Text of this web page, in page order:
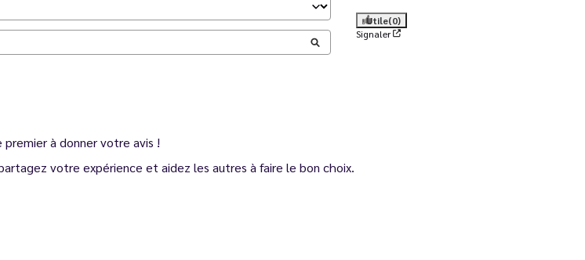
Utile(0)
Signaler
premier à donner votre avis !
votre expérience et aidez les autres à faire le bon choix.